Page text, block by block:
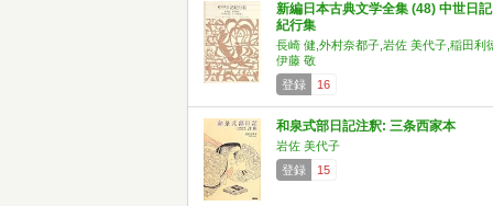
新編日本古典文学全集 (48) 中世日記
紀行集
長崎 健,外村奈都子,岩佐 美代子,稲田利
伊藤 敬
登録
16
和泉式部日記注釈: 三条西家本
岩佐 美代子
登録
15